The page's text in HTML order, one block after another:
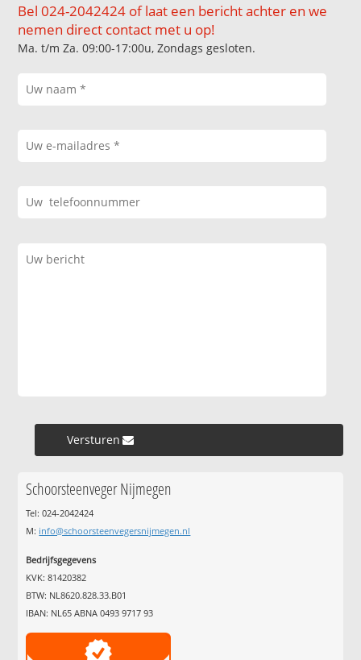
Bel 024-2042424 of laat een bericht achter en we
nemen direct contact met u op!
Ma. t/m Za. 09:00-17:00u, Zondags gesloten.
Versturen »
Schoorsteenveger Nijmegen
Tel: 024-2042424
M: info@schoorsteenvegersnijmegen.nl
Bedrijfsgegevens
KVK: 81420382
BTW: NL8620.828.33.B01
IBAN: NL65 ABNA 0493 9717 93